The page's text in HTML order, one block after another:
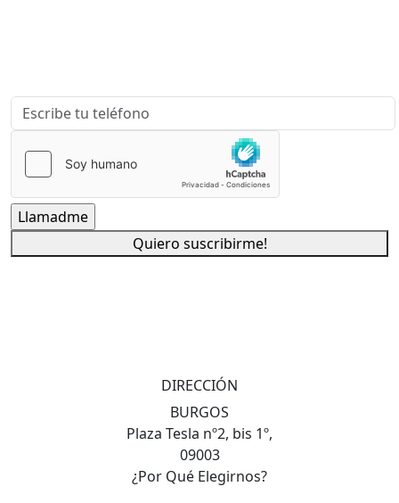
Quiero suscribirme!
DIRECCIÓN
BURGOS
Plaza Tesla nº2, bis 1º,
09003
¿Por Qué Elegirnos?